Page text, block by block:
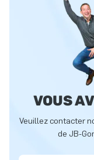
VOUS
Veuillez contacter
de JB-